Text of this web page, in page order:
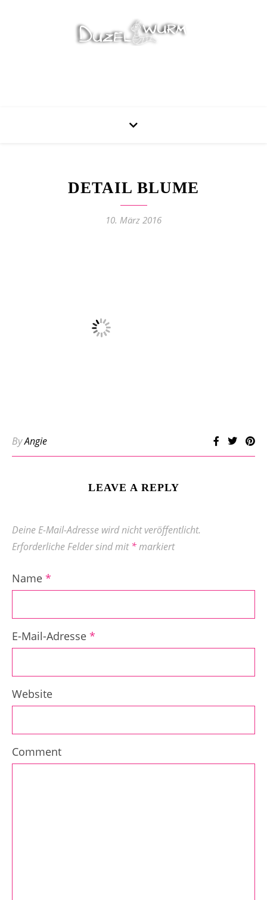
DETAIL BLUME
10. März 2016
ByAngie
LEAVE A REPLY
Deine E-Mail-Adresse wird nicht veröffentlicht.
Erforderliche Felder sind mit*markiert
Name *
E-Mail-Adresse *
Website
Comment